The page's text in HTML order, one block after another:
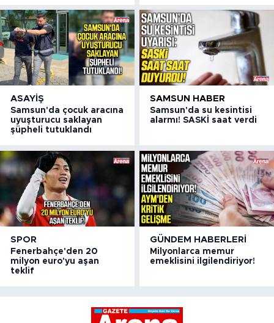
ASAYIŞ
Samsun'da çocuk aracına
uyuşturucu saklayan
şüpheli tutuklandı
SAMSUN HABER
Samsun'da su kesintisi
alarmı! SASKİ saat verdi
SPOR
Fenerbahçe'den 20
milyon euro'yu aşan
teklif
GÜNDEM HABERLERI
Milyonlarca memur
emeklisini ilgilendiriyor!